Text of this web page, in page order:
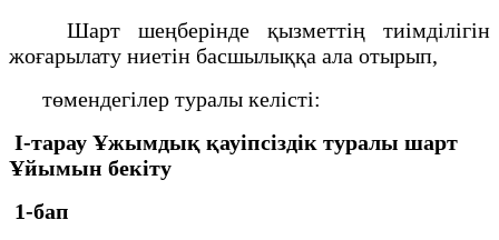
Шарт шеңберiнде қызметтiң тиiмдiлiгiн
жоғарылату ниетiн басшылыққа ала отырып,
төмендегілер туралы келiстi:
I-тарау Ұжымдық қауiпсiздiк туралы шарт
Ұйымын бекiту
1-бап